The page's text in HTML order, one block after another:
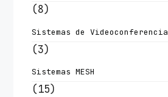
(8)
Sistemas de Videoconferencia
(3)
Sistemas MESH
(15)